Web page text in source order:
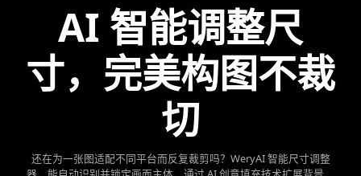
AI 智能调整尺
寸，完美构图不裁
切
还在为一张图适配不同平台而反复裁剪吗？WeryAI 智能尺寸调整